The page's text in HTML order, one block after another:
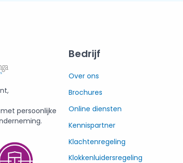
persoonlijke
Bedrijf
Over ons
Brochures
Online diensten
Kennispartner
Klachtenregeling
Klokkenluidersregeling